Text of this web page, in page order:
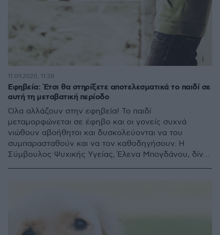
Εφηβεία: Έτσι θα στηρίξετε αποτελεσματικά το παιδί σε
αυτή τη μεταβατική περίοδο
Όλα αλλάζουν στην εφηβεία! Το παιδί
μεταμορφώνεται σε έφηβο και οι γονείς συχνά
νιώθουν αβοήθητοι και δυσκολεύονται να του
συμπαρασταθούν και να τον καθοδηγήσουν. Η
Σύμβουλος Ψυχικής Υγείας, Έλενα Μπογδάνου, δίνει
11.09.2020, 11:28